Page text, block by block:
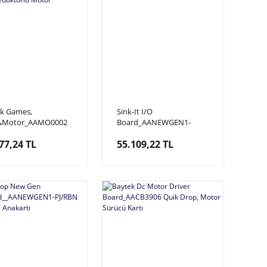
Games,
Motor
TL
Sink-It I/O
Board_AANEWGEN1-
Anakart
55.109,22 TL